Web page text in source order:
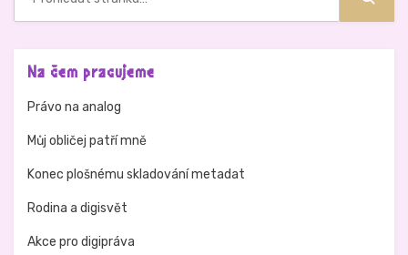
Na čem pracujeme
Právo na analog
Můj obličej patří mně
Konec plošnému skladování metadat
Rodina a digisvět
Akce pro digipráva